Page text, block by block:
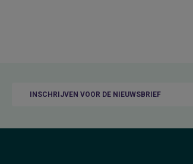
INSCHRIJVEN VOOR DE NIEUWSBRIEF